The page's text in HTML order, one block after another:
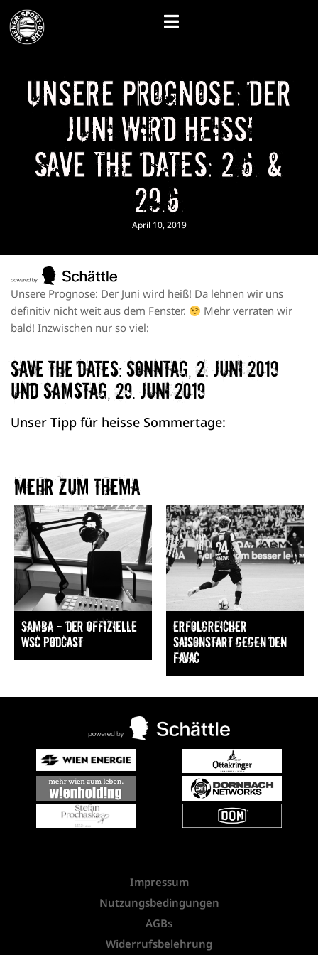
Unsere Prognose: Der
Juni wird heiss!
Save the Dates: 2.6. &
29.6.
April 10, 2019
Unsere Prognose: Der Juni wird heiß! Da lehnen wir uns
definitiv nicht weit aus dem Fenster.
Mehr verraten wir
bald! Inzwischen nur so viel:
Save the Dates: Sonntag, 2. Juni 2019
und Samstag, 29. Juni 2019
Unser Tipp für heisse Sommertage:
Mehr zum Thema​
Samba — Der offizielle
WSC Podcast
Erfolgreicher
Saisonstart gegen den
FavAC
Impressum
Nutzungsbedingungen
AGBs
Widerrufsbelehrung